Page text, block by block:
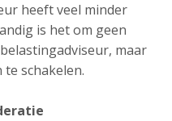
heeft veel minder
is het om geen
maar
schakelen.